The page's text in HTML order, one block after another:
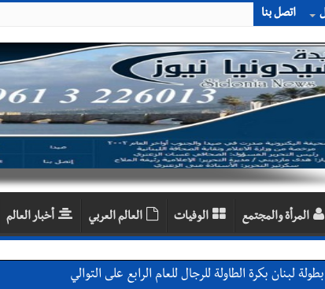
اتصل بنا
المرأة والمجتمع الوفيات العالم العربي أخبار العالم
لبنان بكرة الطاولة للرجال للعام الرابع على التوالي